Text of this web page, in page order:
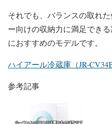
それでも、バランスの取れ
ー向けの収納力に満足でき
におすすめのモデルです。
ハイアール冷蔵庫（JR-
参考記事